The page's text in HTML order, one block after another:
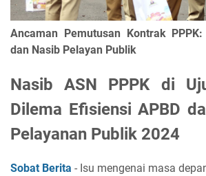
Ancaman Pemutusan Kontrak
dan Nasib Pelayan Publik
Nasib ASN PPPK di
Dilema Efisiensi APBD
Pelayanan Publik 2024
Sobat Berita - Isu mengenai masa